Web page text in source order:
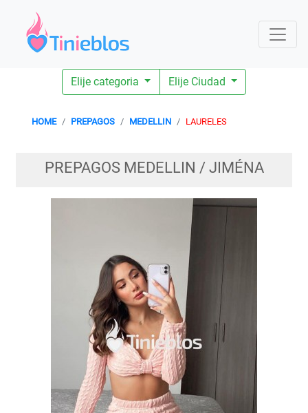
Elije categoria Elije Ciudad
HOME PREPAGOS MEDELLIN LAURELES
PREPAGOS MEDELLIN / JIMÉNA